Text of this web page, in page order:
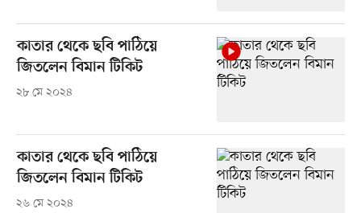
কাতার থেকে ছবি পাঠিয়ে
জিতলেন বিমান টিকিট
২৮ মে ২০২৪
কাতার থেকে ছবি পাঠিয়ে
জিতলেন বিমান টিকিট
২৬ মে ২০২৪